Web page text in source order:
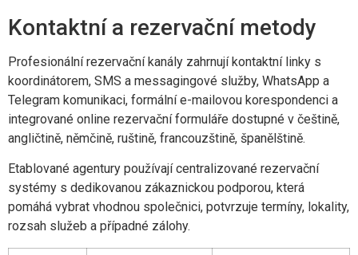
Kontaktní a rezervační metody
Profesionální rezervační kanály zahrnují kontaktní linky s
koordinátorem, SMS a messagingové služby, WhatsApp a
Telegram komunikaci, formální e-mailovou korespondenci a
integrované online rezervační formuláře dostupné v češtině,
angličtině, němčině, ruštině, francouzštině, španělštině.
Etablované agentury používají centralizované rezervační
systémy s dedikovanou zákaznickou podporou, která
pomáhá vybrat vhodnou společnici, potvrzuje termíny, lokality,
rozsah služeb a případné zálohy.